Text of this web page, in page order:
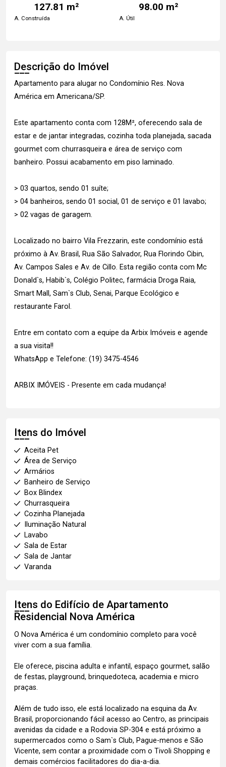
127.81 m²
A. Construída
98.00 m²
A. Útil
Descrição do Imóvel
Apartamento para alugar no Condomínio Res. Nova
América em Americana/SP.
Este apartamento conta com 128M², oferecendo sala de
estar e de jantar integradas, cozinha toda planejada, sacada
gourmet com churrasqueira e área de serviço com
banheiro. Possui acabamento em piso laminado.
> 03 quartos, sendo 01 suíte;
> 04 banheiros, sendo 01 social, 01 de serviço e 01 lavabo;
> 02 vagas de garagem.
Localizado no bairro Vila Frezzarin, este condomínio está
próximo à Av. Brasil, Rua São Salvador, Rua Florindo Cibin,
Av. Campos Sales e Av. de Cillo. Esta região conta com Mc
Donald`s, Habib`s, Colégio Politec, farmácia Droga Raia,
Smart Mall, Sam`s Club, Senai, Parque Ecológico e
restaurante Farol.
Entre em contato com a equipe da Arbix Imóveis e agende
a sua visita!!
WhatsApp e Telefone: (19) 3475-4546
ARBIX IMÓVEIS - Presente em cada mudança!
Itens do Imóvel
Aceita Pet
Área de Serviço
Armários
Banheiro de Serviço
Box Blindex
Churrasqueira
Cozinha Planejada
Iluminação Natural
Lavabo
Sala de Estar
Sala de Jantar
Varanda
Itens do Edifício de Apartamento
Residencial Nova América
O Nova América é um condomínio completo para você
viver com a sua família.
Ele oferece, piscina adulta e infantil, espaço gourmet, salão
de festas, playground, brinquedoteca, academia e micro
praças.
Além de tudo isso, ele está localizado na esquina da Av.
Brasil, proporcionando fácil acesso ao Centro, as principais
avenidas da cidade e a Rodovia SP-304 e está próximo a
supermercados como o Sam`s Club, Pague-menos e São
Vicente, sem contar a proximidade com o Tivoli Shopping e
demais comércios facilitadores do dia-a-dia.